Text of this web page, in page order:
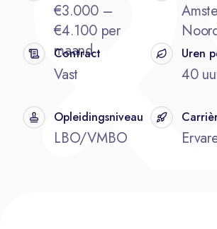
€3.000 –
€4.100 per
maand
Contract
Vast
Uren
40
Opleidingsniveau
LBO/VMBO